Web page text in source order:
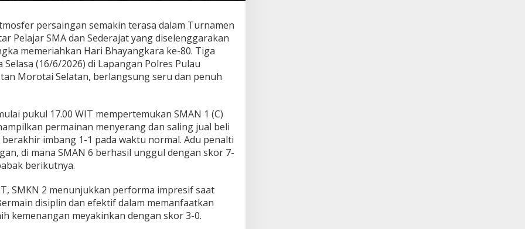
persaingan semakin terasa dalam Turnamen
Pelajar SMA dan Sederajat yang diselenggarakan
memeriahkan Hari Bhayangkara ke-80. Tiga
(16/6/2026) di Lapangan Polres Pulau
Morotai Selatan, berlangsung seru dan penuh
pukul 17.00 WIT mempertemukan SMAN 1 (C)
permainan menyerang dan saling jual beli
imbang 1-1 pada waktu normal. Adu penalti
di mana SMAN 6 berhasil unggul dengan skor 7-
berikutnya.
SMKN 2 menunjukkan performa impresif saat
disiplin dan efektif dalam memanfaatkan
kemenangan meyakinkan dengan skor 3-0.